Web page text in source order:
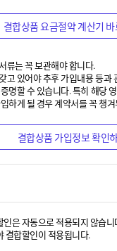
결합상품 요금절약 계산기 바
류는 꼭 보관해야 합니다.
고 있어야 추후 가입내용 등과
명할 수 있습니다. 특히 해당
하게 될 경우 계약서를 꼭 챙
결합상품 가입정보 확인
인은 자동으로 적용되지 않습
결합할인이 적용됩니다.